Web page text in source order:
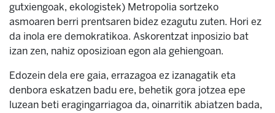
gutxiengoak, ekologistek) Metropolia sortzeko
asmoaren berri prentsaren bidez ezagutu zuten. Hori ez
da inola ere demokratikoa. Askorentzat inposizio bat
izan zen, nahiz oposizioan egon ala gehiengoan.
Edozein dela ere gaia, errazagoa ez izanagatik eta
denbora eskatzen badu ere, behetik gora jotzea epe
luzean beti eragingarriagoa da, oinarritik abiatzen bada,